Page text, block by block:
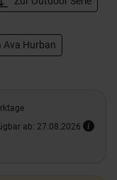
Ava Hurban
ab: 27.08.2026